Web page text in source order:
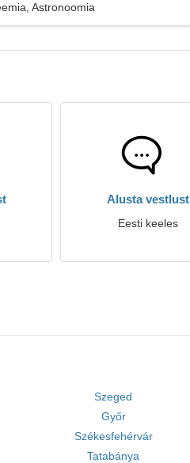
Astronoomia
Alusta vestlust
Eesti keeles
Szeged
Győr
Székesfehérvár
Tatabánya